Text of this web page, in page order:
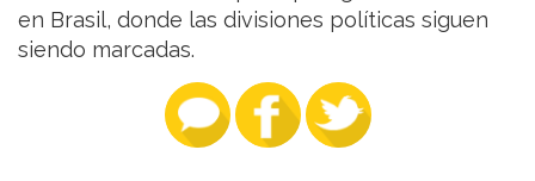
en Brasil, donde las divisiones políticas siguen
siendo marcadas.